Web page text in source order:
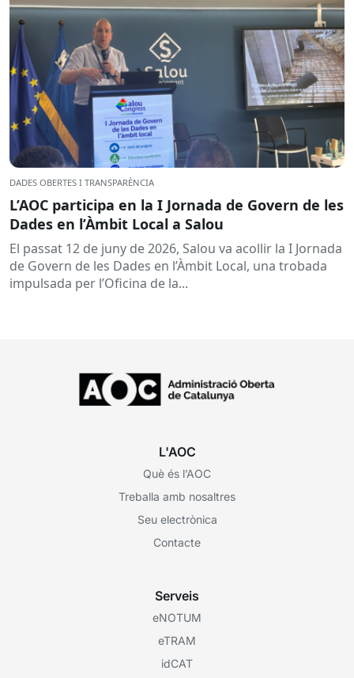
DADES OBERTES I TRANSPARÈNCIA
L’AOC participa en la I Jornada de Govern de les
Dades en l’Àmbit Local a Salou
El passat 12 de juny de 2026, Salou va acollir la I Jornada
de Govern de les Dades en l’Àmbit Local, una trobada
impulsada per l’Oficina de la...
L'AOC
Què és l’AOC
Treballa amb nosaltres
Seu electrònica
Contacte
Serveis
eNOTUM
eTRAM
idCAT